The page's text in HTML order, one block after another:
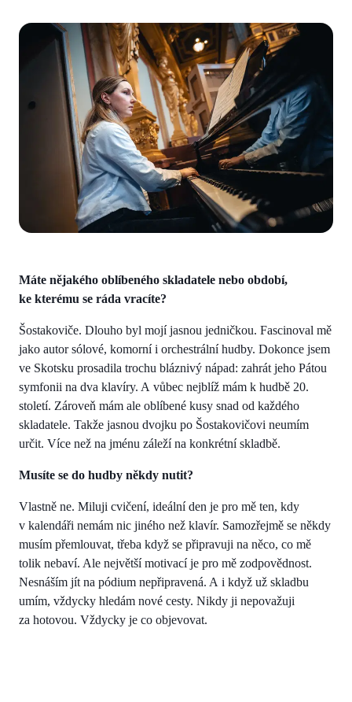
Máte nějakého oblíbeného skladatele nebo období,
ke kterému se ráda vracíte?
Šostakoviče. Dlouho byl mojí jasnou jedničkou. Fascinoval mě
jako autor sólové, komorní i orchestrální hudby. Dokonce jsem
ve Skotsku prosadila trochu bláznivý nápad: zahrát jeho Pátou
symfonii na dva klavíry. A vůbec nejblíž mám k hudbě 20.
století. Zároveň mám ale oblíbené kusy snad od každého
skladatele. Takže jasnou dvojku po Šostakovičovi neumím
určit. Více než na jménu záleží na konkrétní skladbě.
Musíte se do hudby někdy nutit?
Vlastně ne. Miluji cvičení, ideální den je pro mě ten, kdy
v kalendáři nemám nic jiného než klavír. Samozřejmě se někdy
musím přemlouvat, třeba když se připravuji na něco, co mě
tolik nebaví. Ale největší motivací je pro mě zodpovědnost.
Nesnáším jít na pódium nepřipravená. A i když už skladbu
umím, vždycky hledám nové cesty. Nikdy ji nepovažuji
za hotovou. Vždycky je co objevovat.